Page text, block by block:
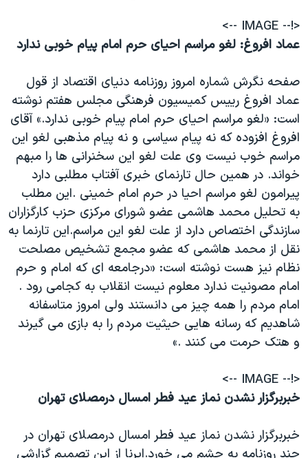
<!-- IMAGE -->
عماد افروغ: لغو مراسم احيای حرم امام پيام خوبی ندارد
صفحه نگرش شماره امروز روزنامه دنيای اقتصاد از قول
عماد افروغ رييس کميسيون فرهنگی مجلس هفتم نوشته
است: «لغو مراسم احيای حرم امام پيام خوبی ندارد.» آقای
افروغ افزوده که نه پيام سياسی و نه پيام مذهبی لغو اين
مراسم خوب نيست وی علت لغو اين سخنرانی ها را مبهم
خواند. در همين حال تارنمای خبری آفتاب مطلبی دارد
پيرامون لغو مراسم احيا در حرم امام خمينی .اين مطلب
به تحليل محمد هاشمی عضو شورای مرکزی حزب کارگزاران
سازندگی اختصاص دارد از علت لغو اين مراسم.اين تارنما به
نقل از محمد هاشمی که عضو مجمع تشخيص مصلحت
نظام نيز هست نوشته است: «درجامعه ای که امام و حرم
امام مصونيت ندارد معلوم نيست انقلاب به کجامی رود .
امام مردم را همه چيز می دانستند ولی امروز متاسفانه
شاهديم که رسانه هايی حيثيت مردم را به بازی می گيرند
و هتک حرمت می کنند .»
<!-- IMAGE -->
خبربرگزار نشدن نماز عيد فطر امسال درمصلای تهران
خبربرگزار نشدن نماز عيد فطر امسال درمصلای تهران در